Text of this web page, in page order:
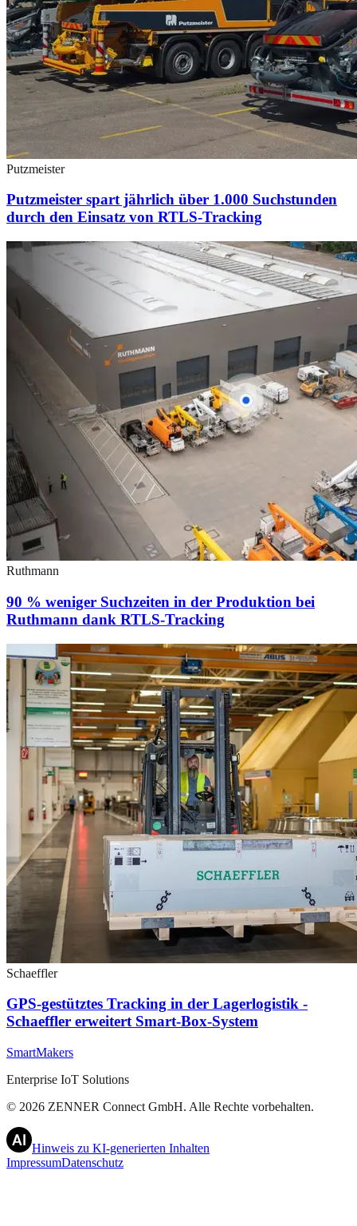
Putzmeister
Putzmeister spart jährlich über 1.000 Suchstunden
durch den Einsatz von RTLS-Tracking
Ruthmann
90 % weniger Suchzeiten in der Produktion bei
Ruthmann dank RTLS-Tracking
Schaeffler
GPS-gestütztes Tracking in der Lagerlogistik -
Schaeffler erweitert Smart-Box-System
SmartMakers
Enterprise IoT Solutions
© 2026 ZENNER Connect GmbH. Alle Rechte vorbehalten.
Hinweis zu KI-generierten Inhalten
ImpressumDatenschutz